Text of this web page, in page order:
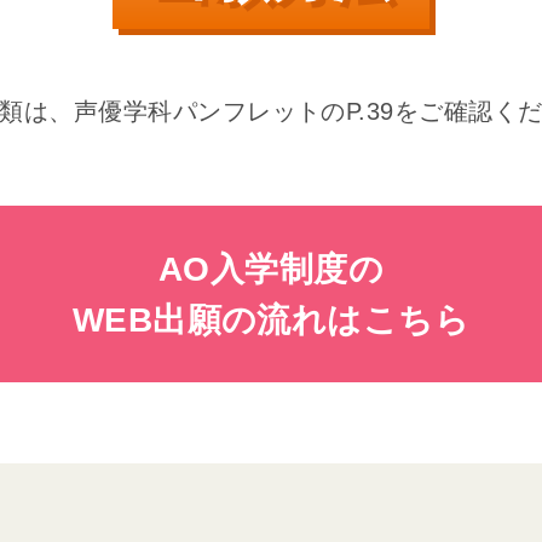
は、声優学科パンフレットのP.39をご確認く
AO入学制度の
WEB出願の流れはこちら